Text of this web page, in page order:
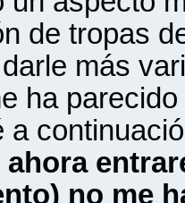
de tropas
más
ha
a
ahora
no me